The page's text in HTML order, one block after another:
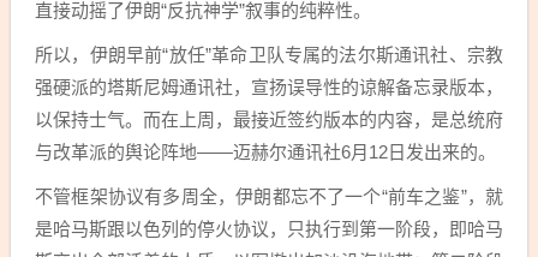
直接动摇了伊朗“反抗神学”叙事的纯粹性。
所以，伊朗早前“放任”革命卫队专属的法尔斯通讯社、宗教
强硬派的塔斯尼姆通讯社，宣扬误导性的谅解备忘录版本，
以保持士气。而在上周，最接近签约版本的内容，是总统府
与改革派的舆论阵地——迈赫尔通讯社6月12日发出来的。
不管框架协议有多周全，伊朗都忘不了一个“前车之鉴”，就
是哈马斯跟以色列的停火协议，只执行到第一阶段，即哈马